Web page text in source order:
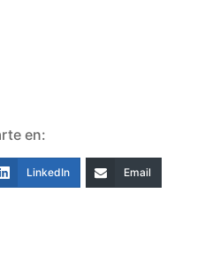
en:
LinkedIn Email